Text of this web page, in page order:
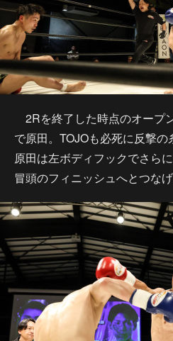
2Rを終了した時点のオープ
で原田。TOJOも必死に反撃の
原田は左ボディフックでさら
冒頭のフィニッシュへとつなげ